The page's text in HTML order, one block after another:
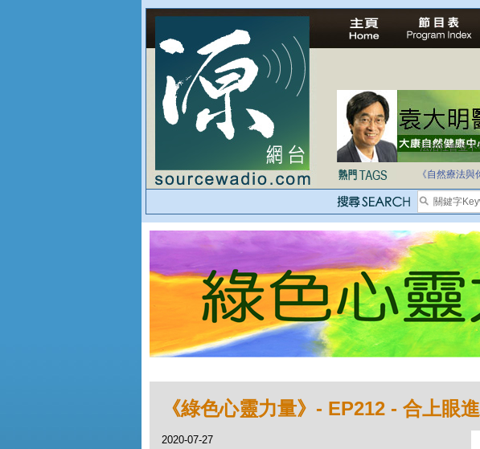
法治社會並不
自家教育合法
《自然療法與
《綠色心靈力量》- EP212 - 合上眼
2020-07-27